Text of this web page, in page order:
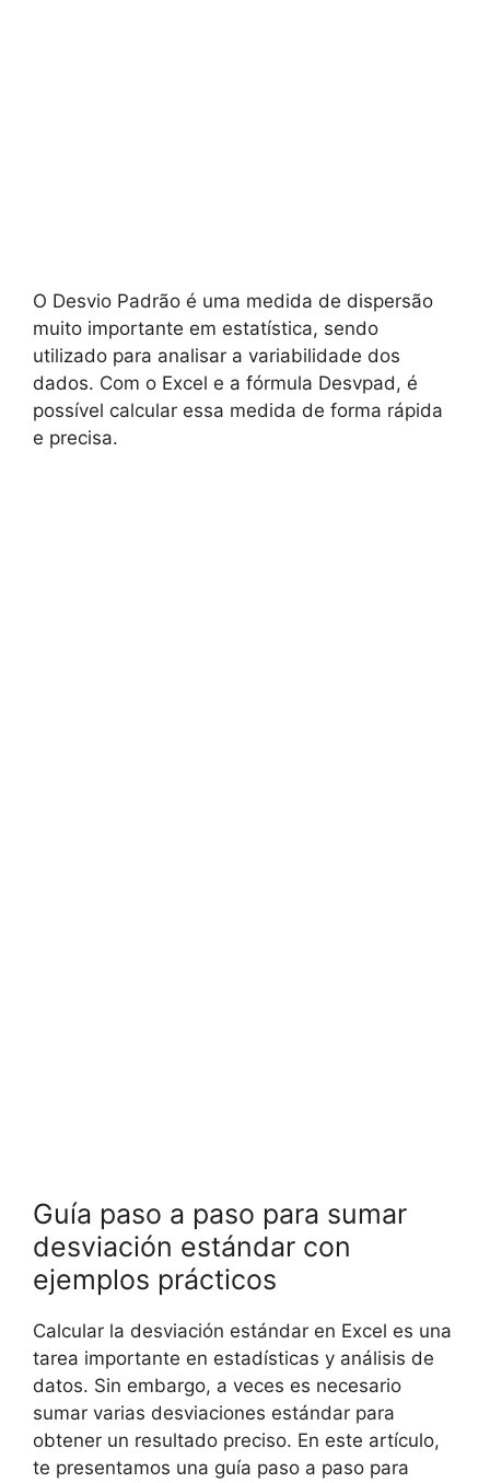
O Desvio Padrão é uma medida de dispersão
muito importante em estatística, sendo
utilizado para analisar a variabilidade dos
dados. Com o Excel e a fórmula Desvpad, é
possível calcular essa medida de forma rápida
e precisa.
Guía paso a paso para sumar
desviación estándar con
ejemplos prácticos
Calcular la desviación estándar en Excel es una
tarea importante en estadísticas y análisis de
datos. Sin embargo, a veces es necesario
sumar varias desviaciones estándar para
obtener un resultado preciso. En este artículo,
te presentamos una guía paso a paso para